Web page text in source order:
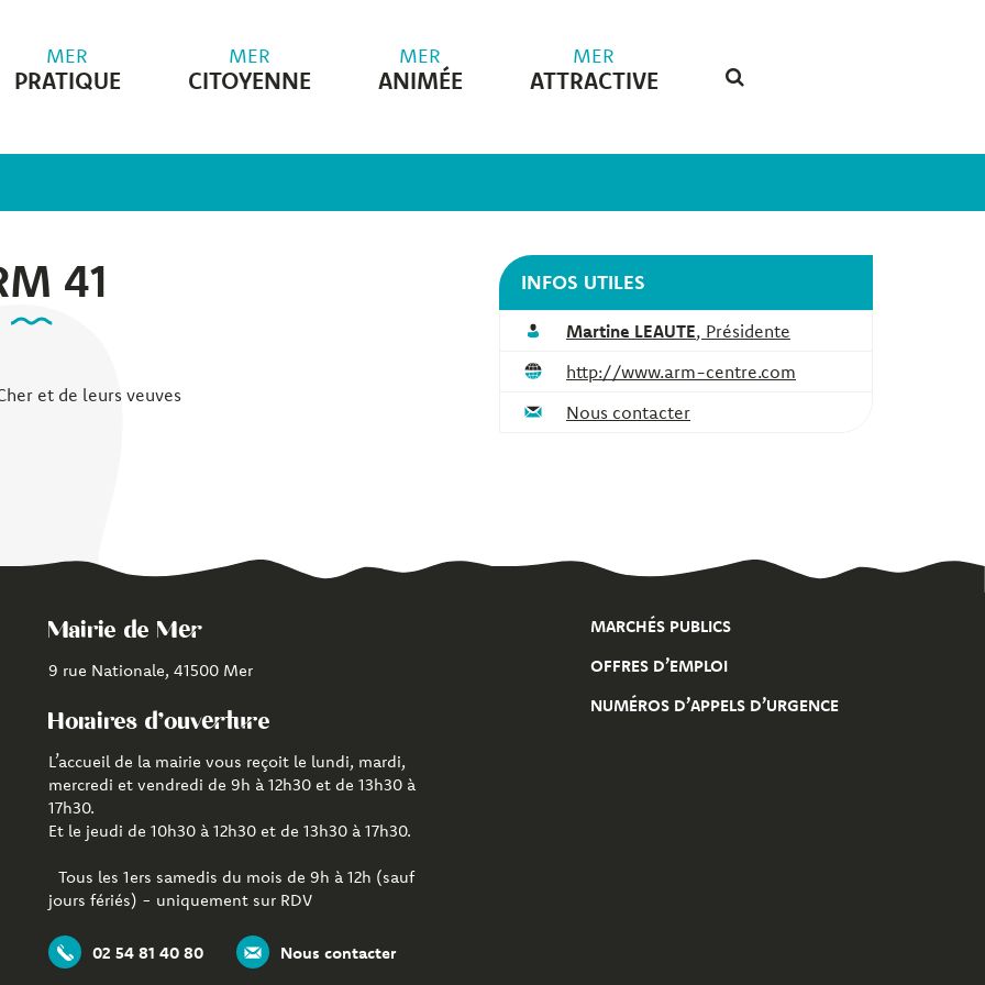
MER
PRATIQUE
MER
CITOYENNE
MER
ANIMÉE
MER
ATTRACTIVE
41
et de leurs veuves
INFOS UTILES
Martine LEAUTE, Présidente
http://www.arm-centre.com
Nous contacter
Mairie de Mer
9 rue Nationale, 41500 Mer
Horaires d'ouverture
L’accueil de la mairie vous reçoit le lundi, mardi,
mercredi et vendredi de 9h à 12h30 et de 13h30 à
17h30.
Et le jeudi de 10h30 à 12h30 et de 13h30 à 17h30.
Tous les 1ers samedis du mois de 9h à 12h (sauf
jours fériés) - uniquement sur RDV
02 54 81 40 80 Nous contacter
MARCHÉS PUBLICS
OFFRES D’EMPLOI
NUMÉROS D’APPELS D’URGENCE